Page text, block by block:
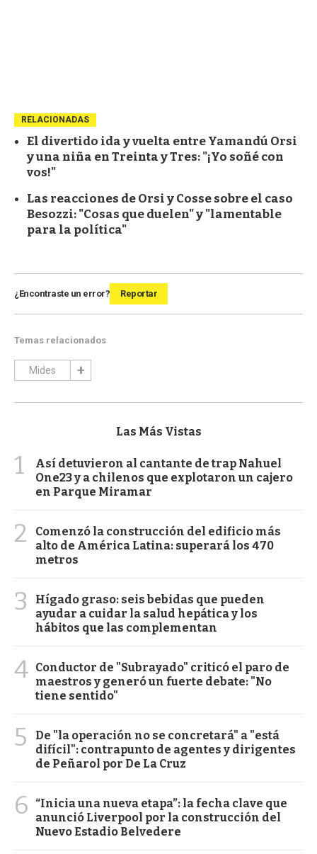
RELACIONADAS
El divertido ida y vuelta entre Yamandú Orsi
y una niña en Treinta y Tres: "¡Yo soñé con
vos!"
Las reacciones de Orsi y Cosse sobre el caso
Besozzi: "Cosas que duelen" y "lamentable
para la política"
¿Encontraste un error? Reportar
Temas relacionados
Mides
Las Más Vistas
1
Así detuvieron al cantante de trap Nahuel
One23 y a chilenos que explotaron un cajero
en Parque Miramar
2
Comenzó la construcción del edificio más
alto de América Latina: superará los 470
metros
3
Hígado graso: seis bebidas que pueden
ayudar a cuidar la salud hepática y los
hábitos que las complementan
4 Conductor de "Subrayado" criticó el paro de
maestros y generó un fuerte debate: "No
tiene sentido"
5
De "la operación no se concretará" a "está
difícil": contrapunto de agentes y dirigentes
de Peñarol por De La Cruz
6
“Inicia una nueva etapa”: la fecha clave que
anunció Liverpool por la construcción del
Nuevo Estadio Belvedere